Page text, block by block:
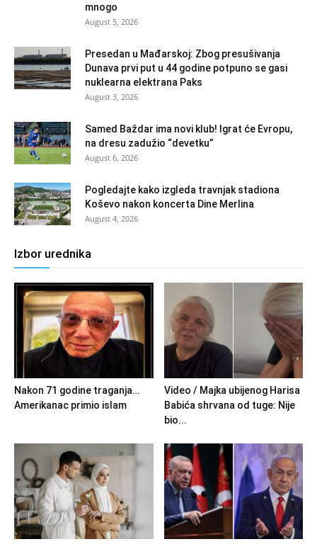
mnogo
August 5, 2026
Presedan u Mađarskoj: Zbog presušivanja
Dunava prvi put u 44 godine potpuno se gasi
nuklearna elektrana Paks
August 3, 2026
Samed Baždar ima novi klub! Igrat će Evropu,
na dresu zadužio “devetku”
August 6, 2026
Pogledajte kako izgleda travnjak stadiona
Koševo nakon koncerta Dine Merlina
August 4, 2026
Izbor urednika
Nakon 71 godine traganja…
Amerikanac primio islam
Video / Majka ubijenog Harisa
Babića shrvana od tuge: Nije
bio...